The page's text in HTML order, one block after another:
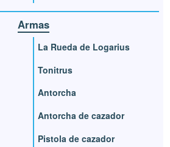
Armas
La Rueda de Logarius
Tonitrus
Antorcha
Antorcha de cazador
Pistola de cazador